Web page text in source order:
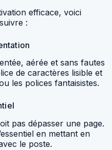
efficace, voici
:
aérée et sans fautes
de caractères lisible et
les polices fantaisistes.
pas dépasser une page.
en mettant en
le poste.